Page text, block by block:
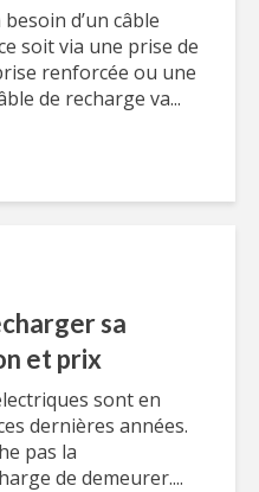
d’un câble
soit via une prise de
renforcée ou une
de recharge va...
sa
et prix
sont en
dernières années.
pas la
de demeurer....